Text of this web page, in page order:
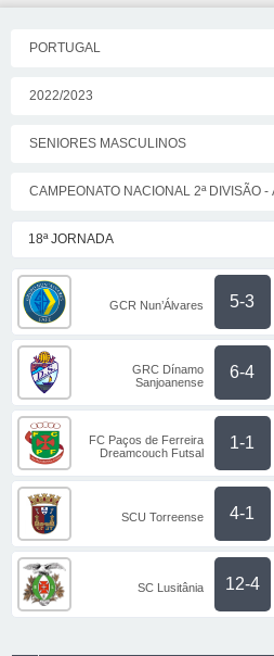
PORTUGAL
2022/2023
SENIORES MASCULINOS
CAMPEONATO NACIONAL 2ª DIVISÃO
18ª JORNADA
GCR Nun’Álvares 5-3
GRC Dínamo
Sanjoanense
6-4
FC Paços de Ferreira
Dreamcouch Futsal
1-1
SCU Torreense 4-1
SC Lusitânia 12-4